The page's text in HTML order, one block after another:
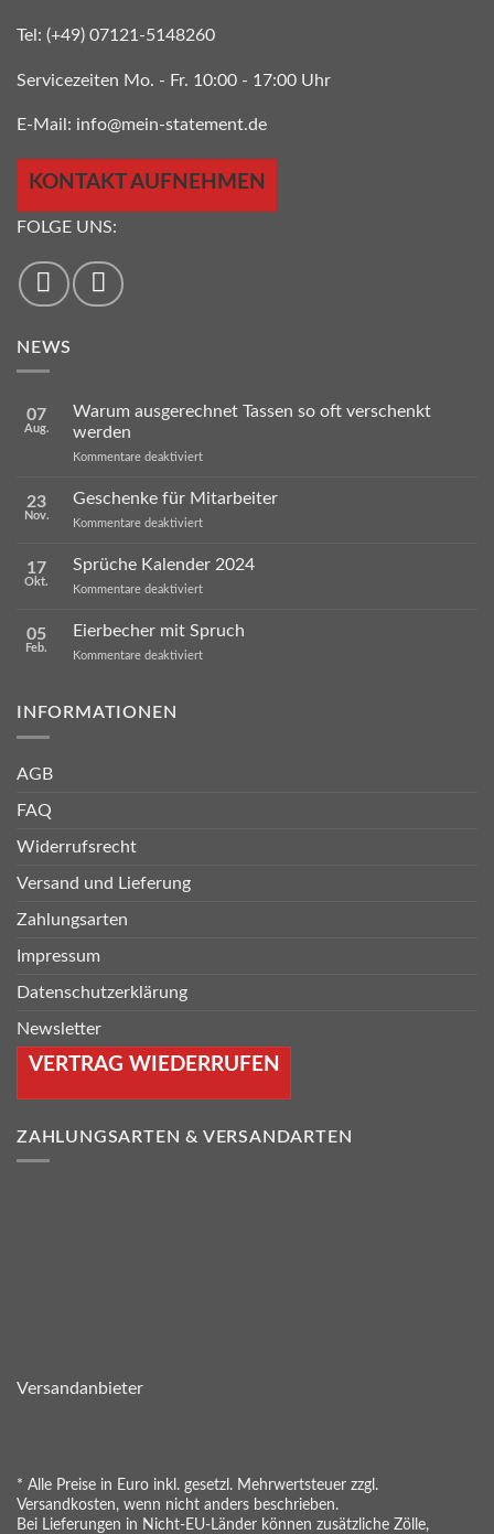
Tel: (+49) 07121-5148260
Servicezeiten Mo. - Fr. 10:00 - 17:00 Uhr
E-Mail: info@mein-statement.de
KONTAKT AUFNEHMEN
FOLGE UNS:
NEWS
07
Aug.
Warum ausgerechnet Tassen so oft verschenkt
werden
Kommentare deaktiviertfür
Tassen
so
werden
23
Nov.
Geschenke für Mitarbeiter
Kommentare deaktiviertfür
Mitarbeiter
17
Okt.
Sprüche Kalender 2024
Kommentare deaktiviertfür
2024
05
Feb.
Eierbecher mit Spruch
Kommentare deaktiviertfür
INFORMATIONEN
AGB
FAQ
Widerrufsrecht
Versand und Lieferung
Zahlungsarten
Impressum
Datenschutzerklärung
Newsletter
VERTRAG WIEDERRUFEN
ZAHLUNGSARTEN & VERSANDARTEN
Versandanbieter
* Alle Preise in Euro inkl. gesetzl. Mehrwertsteuer zzgl.
Versandkosten, wenn nicht anders beschrieben.
Bei Lieferungen in Nicht-EU-Länder können zusätzliche Zölle,